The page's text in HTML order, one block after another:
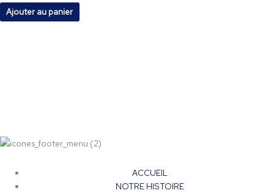
Ajouter au panier
ACCUEIL
NOTRE HISTOIRE